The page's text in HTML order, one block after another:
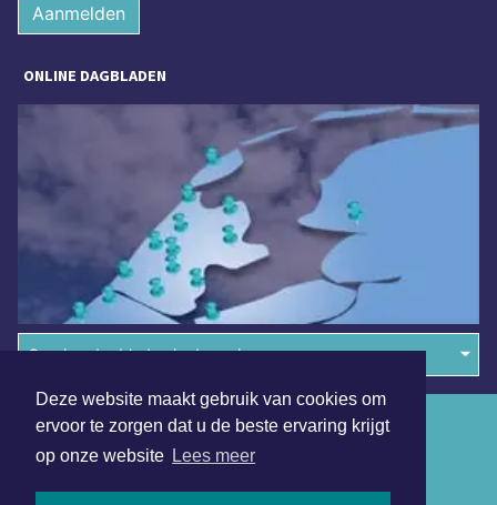
Deze website maakt gebruik van cookies om
ervoor te zorgen dat u de beste ervaring krijgt
op onze website Lees meer
Aanmelden
ONLINE DAGBLADEN
Overige dagbladen in de regio
Algemene voorwaarden
Disclaimer